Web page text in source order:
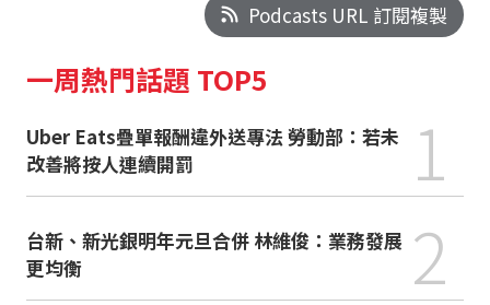
Podcasts URL 訂閱複製
一周熱門話題 TOP5
Uber Eats疊單報酬違外送專法 勞動部：若未
改善將按人連續開罰
1
台新、新光銀明年元旦合併 林維俊：業務發展
更均衡
2